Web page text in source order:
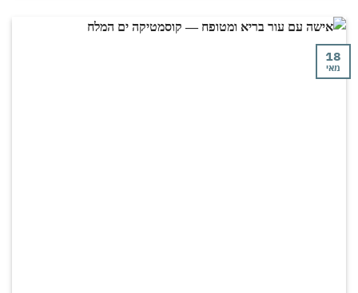
18
מאי